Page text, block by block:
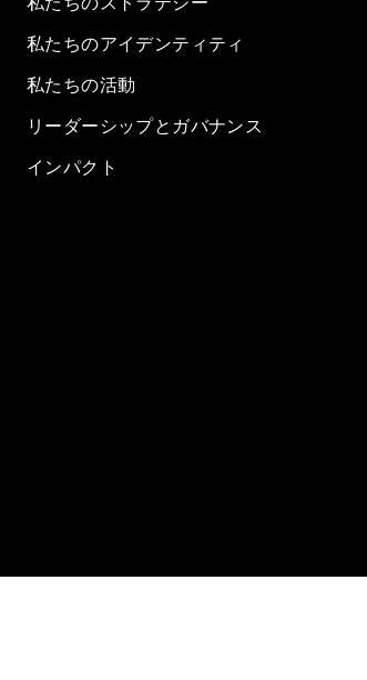
私たちのアイデンティティ
私たちの活動
リーダーシップとガバナンス
インパクト